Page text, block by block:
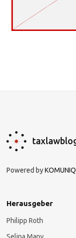
Powered by
Herausgeber
Philipp Roth